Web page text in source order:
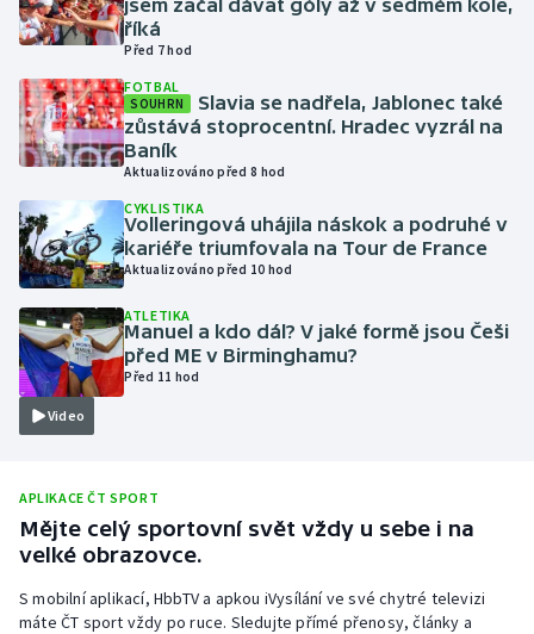
Lyže a snowboard
Moderní pětiboj
Motorsport
Olympijské hry
Parasport
Plavání
Plážový volejbal
Rychlobruslení
Rychlostní kanoistika
Short track
jsem začal dávat góly až v sedmém kole,
říká
Před 7 hod
FOTBAL
SOUHRN
Slavia se nadřela, Jablonec také
zůstává stoprocentní. Hradec vyzrál na
Baník
Aktualizováno před 8 hod
CYKLISTIKA
Volleringová uhájila náskok a podruhé v
kariéře triumfovala na Tour de France
Aktualizováno před 10 hod
Video
ATLETIKA
Manuel a kdo dál? V jaké formě jsou Češi
před ME v Birminghamu?
Před 11 hod
APLIKACE ČT SPORT
Mějte celý sportovní svět vždy u sebe i na
velké obrazovce.
S mobilní aplikací, HbbTV a apkou iVysílání ve své chytré televizi
máte ČT sport vždy po ruce. Sledujte přímé přenosy, články a